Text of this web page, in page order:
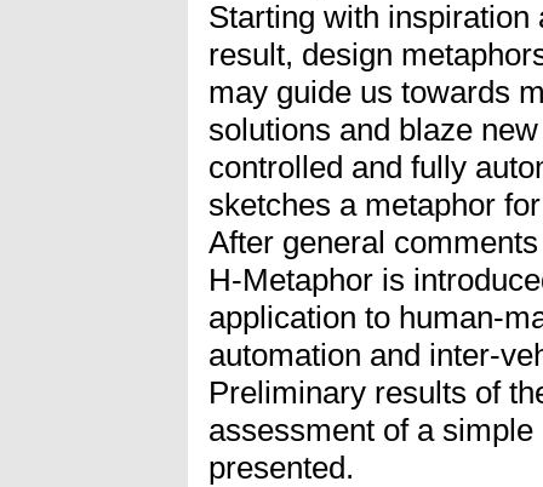
Starting with inspiration
result, design
may guide us towards
solutions and blaze
controlled and fully
sketches a metaphor
After general
H-Metaphor is
application to human-
automation and inter-
Preliminary results of
assessment of a
presented.